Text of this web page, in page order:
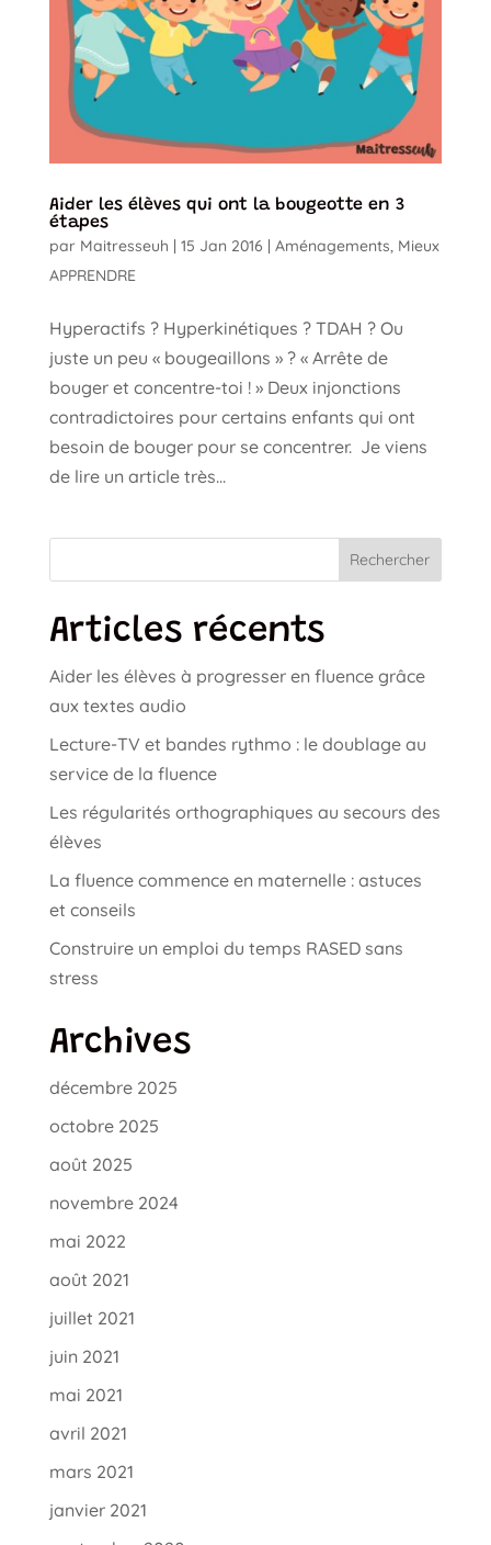
Aider les élèves qui ont la bougeotte en 3
étapes
par Maitresseuh | 15 Jan 2016 | Aménagements, Mieux
APPRENDRE
Hyperactifs ? Hyperkinétiques ? TDAH ? Ou
juste un peu « bougeaillons » ? « Arrête de
bouger et concentre-toi ! » Deux injonctions
contradictoires pour certains enfants qui ont
besoin de bouger pour se concentrer. Je viens
de lire un article très...
Rechercher
Articles récents
Aider les élèves à progresser en fluence grâce
aux textes audio
Lecture-TV et bandes rythmo : le doublage au
service de la fluence
Les régularités orthographiques au secours des
élèves
La fluence commence en maternelle : astuces
et conseils
Construire un emploi du temps RASED sans
stress
Archives
décembre 2025
octobre 2025
août 2025
novembre 2024
mai 2022
août 2021
juillet 2021
juin 2021
mai 2021
avril 2021
mars 2021
janvier 2021